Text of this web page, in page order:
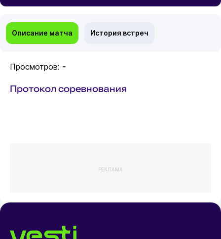
Описание матча История встреч
Просмотров: -
Протокол соревнования
РЕКЛАМА